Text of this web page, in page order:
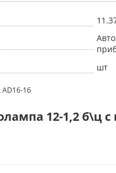
шт
16
12-1,2 б\ц